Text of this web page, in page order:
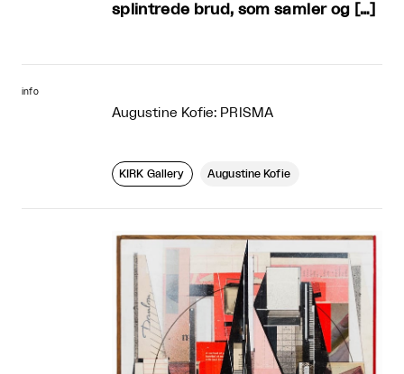
splintrede brud, som samler og […]
info
Augustine Kofie: PRISMA
KIRK Gallery Augustine Kofie